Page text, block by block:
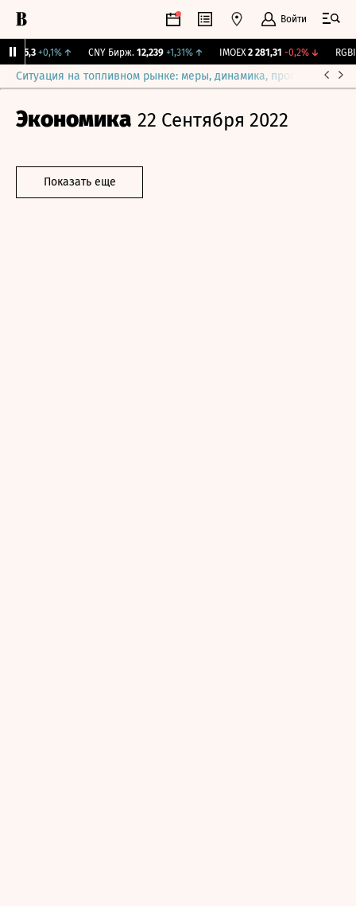
Войти
115,3 +0,1%↑ CNY Бирж. 12,239 +1,31%↑ IMOEX 2 281,31 -0,2%↓
Ситуация на топливном рынке: меры, динамика, прогнозы
Экономика 22 Сентября 2022
Показать еще